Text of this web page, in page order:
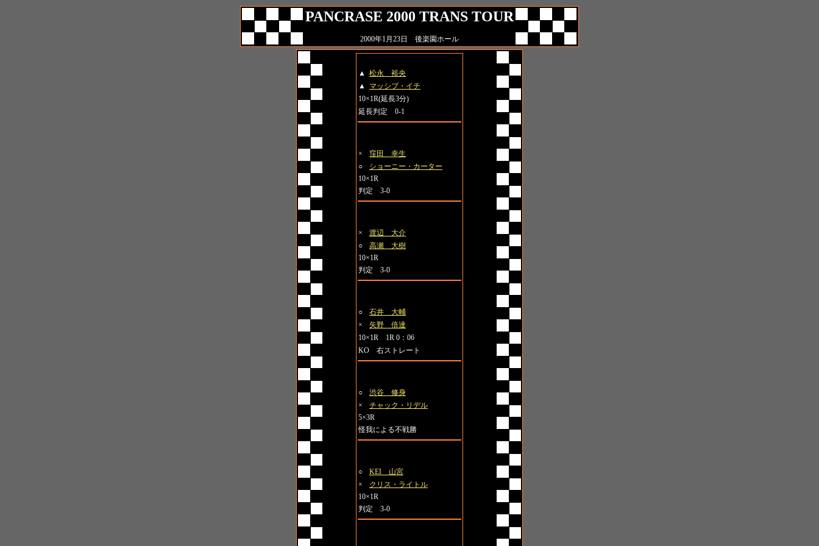
PANCRASE 2000 TRANS TOUR
2000年1月23日 後楽園ホール
▲ 松永 裕央
▲
マッシブ・イチ
10×1R(延長3分)
延長判定 0-1
×
窪田 幸生
○
ショーニー・カーター
10×1R
判定 3-0
×
渡辺 大介
○
高瀬 大樹
10×1R
判定 3-0
○
石井 大輔
×
矢野 倍達
10×1R 1R 0：06
KO 右ストレート
○
渋谷 修身
×
チャック・リデル
5×3R
怪我による不戦勝
○
KEI 山宮
×
クリス・ライトル
10×1R
判定 3-0